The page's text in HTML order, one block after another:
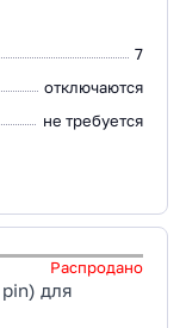
7
отключаются
не требуется
Распродано
для